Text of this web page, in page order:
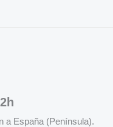
a España (Península).